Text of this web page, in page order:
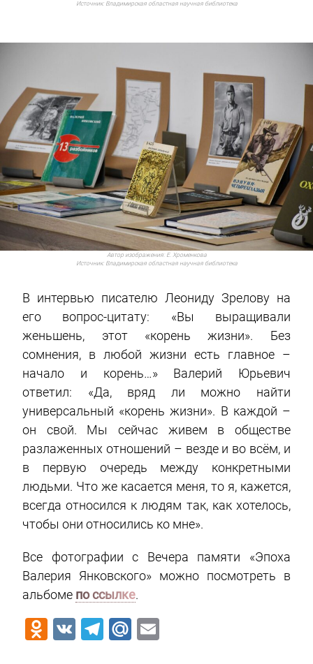
Источник: Владимирская областная научная библиотека
Автор изображения: Е. Хроменкова
Источник: Владимирская областная научная библиотека
В интервью писателю Леониду Зрелову на
его вопрос-цитату: «Вы выращивали
женьшень, этот «корень жизни». Без
сомнения, в любой жизни есть главное –
начало и корень…» Валерий Юрьевич
ответил: «Да, вряд ли можно найти
универсальный «корень жизни». В каждой –
он свой. Мы сейчас живем в обществе
разлаженных отношений – везде и во всём, и
в первую очередь между конкретными
людьми. Что же касается меня, то я, кажется,
всегда относился к людям так, как хотелось,
чтобы они относились ко мне».
Все фотографии с Вечера памяти «Эпоха
Валерия Янковского» можно посмотреть в
альбоме по ссылке.
Odnoklassniki
VK Telegram
Mail.Ru